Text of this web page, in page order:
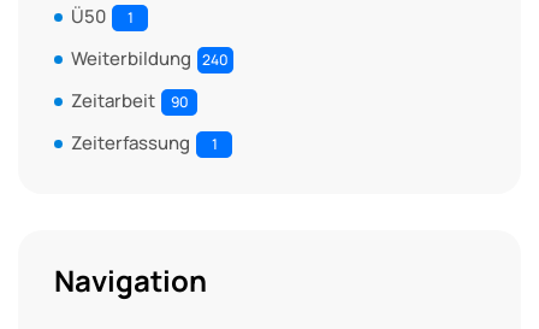
Ü50 1
Weiterbildung 240
Zeitarbeit 90
Zeiterfassung 1
Navigation